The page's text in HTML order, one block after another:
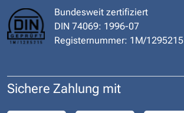
Bundesweit zertifiziert
DIN 74069: 1996-07
Registernummer: 1M/1295215
Sichere Zahlung mit